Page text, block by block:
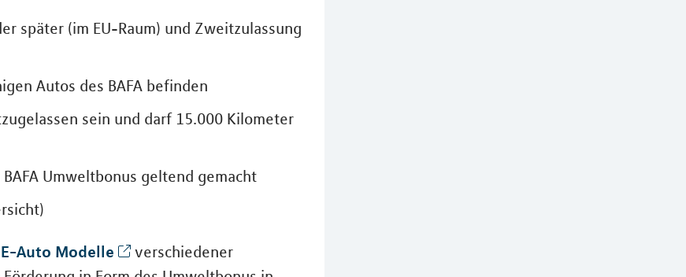
später (im EU-Raum) und Zweitzulassung
Autos des BAFA befinden
sein und darf 15.000 Kilometer
Umweltbonus geltend gemacht
Auto Modelle
verschiedener